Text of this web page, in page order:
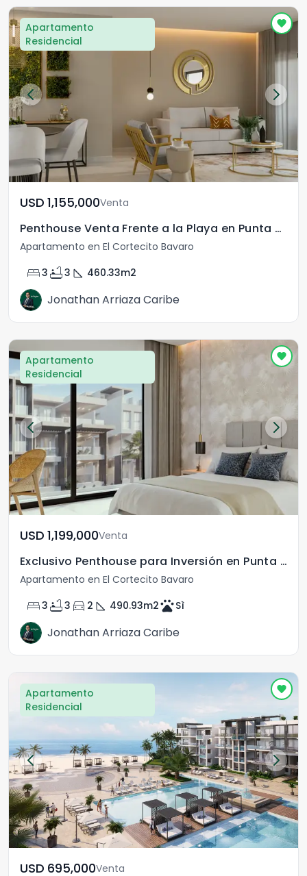
Apartamento
Residencial
USD	1,155,000Venta
Penthouse Venta Frente a la Playa en Punta Cana
Apartamento en El Cortecito Bavaro
bed3 bathtub3 square_foot 460.33m2
Jonathan Arriaza Caribe
Apartamento
Residencial
USD	1,199,000Venta
Exclusivo Penthouse para Inversión en Punta Cana R.D.
Apartamento en El Cortecito Bavaro
bed3 bathtub3 directions_car 2 square_foot 490.93m2petsSì
Jonathan Arriaza Caribe
Apartamento
Residencial
USD	695,000Venta